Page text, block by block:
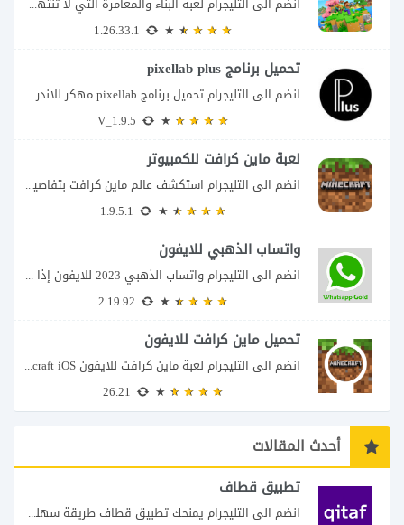
تحميل برنامج pixellab plus
انضم الى التليجرام تحميل برنامج pixellab مهكر للاندرويد يعتبر تطبيق بيكسلاب من اشهر تطبيقات...
لعبة ماين كرافت للكمبيوتر
انضم الى التليجرام استكشف عالم ماين كرافت بتفاصيل مذهلة 🌟 هل أنت مستعد لمغامرة...
واتساب الذهبي للايفون
انضم الى التليجرام واتساب الذهبي 2023 للايفون إذا كنت تبحث عن واتساب الذهبي للايفون...
تحميل ماين كرافت للايفون
انضم الى التليجرام لعبة ماين كرافت للايفون Minecraft iOS تُعد لعبة Minecraft واحدة من...
أحدث المقالات
تطبيق قطاف
انضم الى التليجرام يمنحك تطبيق قطاف طريقة سهلة لمتابعة نقاط المكافآت والاستفادة منها في...